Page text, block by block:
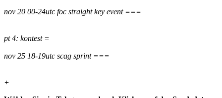
nov 20 00-24utc foc straight key event ===
pt 4: kontest =
nov 25 18-19utc scag sprint ===
+